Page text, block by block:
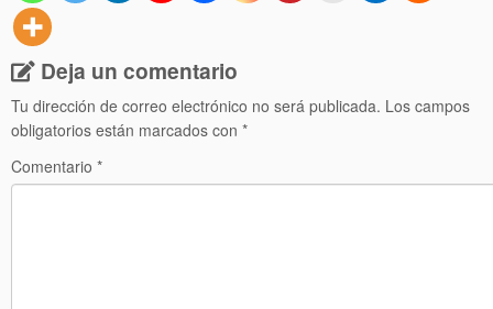
Deja un comentario
Tu dirección de correo electrónico no será publicada. Los campos
obligatorios están marcados con *
Comentario *